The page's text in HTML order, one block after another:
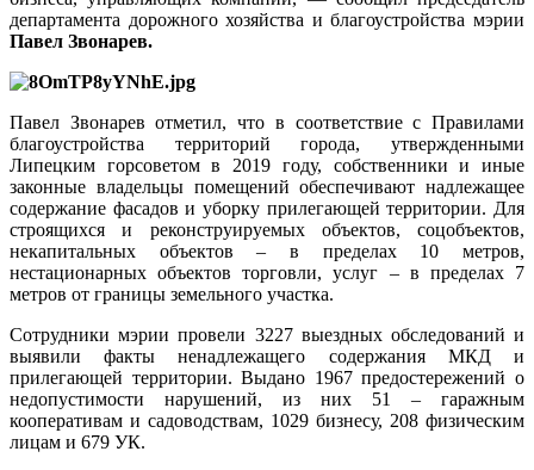
департамента дорожного хозяйства и благоустройства мэрии
Павел Звонарев.
Павел Звонарев отметил, что в соответствие с Правилами
благоустройства территорий города, утвержденными
Липецким горсоветом в 2019 году, собственники и иные
законные владельцы помещений обеспечивают надлежащее
содержание фасадов и уборку прилегающей территории. Для
строящихся и реконструируемых объектов, соцобъектов,
некапитальных объектов – в пределах 10 метров,
нестационарных объектов торговли, услуг – в пределах 7
метров от границы земельного участка.
Сотрудники мэрии провели 3227 выездных обследований и
выявили факты ненадлежащего содержания МКД и
прилегающей территории. Выдано 1967 предостережений о
недопустимости нарушений, из них 51 – гаражным
кооперативам и садоводствам, 1029 бизнесу, 208 физическим
лицам и 679 УК.